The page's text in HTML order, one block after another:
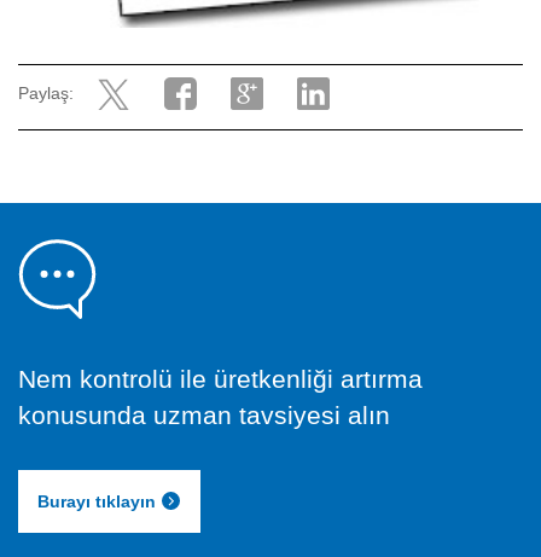
Paylaş:
Nem kontrolü ile üretkenliği artırma
konusunda uzman tavsiyesi alın
Burayı tıklayın